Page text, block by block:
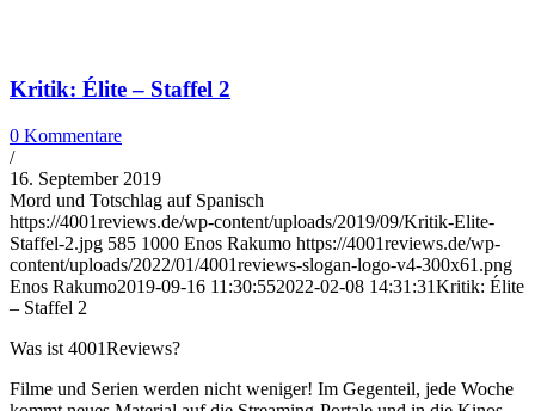
Kritik: Élite – Staffel 2
0 Kommentare
/
16. September 2019
Mord und Totschlag auf Spanisch
https://4001reviews.de/wp-content/uploads/2019/09/Kritik-Elite-
Staffel-2.jpg 585 1000 Enos Rakumo https://4001reviews.de/wp-
content/uploads/2022/01/4001reviews-slogan-logo-v4-300x61.png
Enos Rakumo2019-09-16 11:30:552022-02-08 14:31:31Kritik: Élite
– Staffel 2
Was ist 4001Reviews?
Filme und Serien werden nicht weniger! Im Gegenteil, jede Woche